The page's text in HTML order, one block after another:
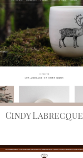
Cindy Labrecque